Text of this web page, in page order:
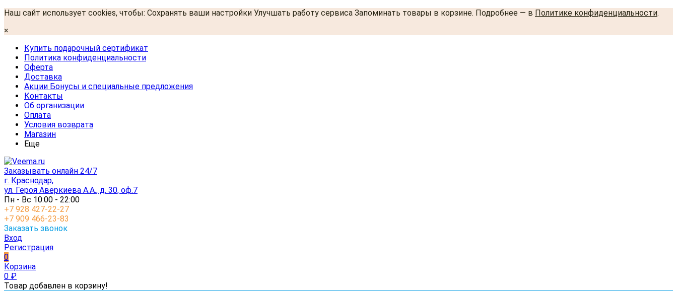
Наш сайт использует cookies, чтобы: Сохранять ваши настройки Улучшать работу сервиса Запоминать товары в корзине. Подробнее — в Политике конфиденциальности.
×
Купить подарочный сертификат
Политика конфиденциальности
Оферта
Доставка
Акции Бонусы и специальные предложения
Контакты
Об организации
Оплата
Условия возврата
Магазин
Еще
Заказывать онлайн 24/7
г. Краснодар,
ул. Героя Аверкиева А.А., д. 30, оф.7
Пн - Вс 10:00 - 22:00
+7 928 427-22-27
+7 909 466-23-83
Заказать звонок
Вход
Регистрация
0
Корзина
0 ₽
Товар добавлен в корзину!